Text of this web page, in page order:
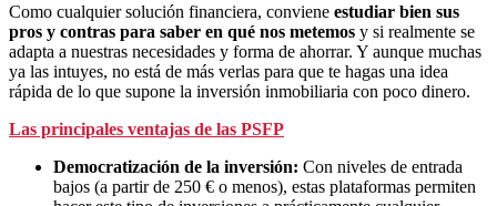
Como cualquier solución financiera, conviene estudiar bien sus
pros y contras para saber en qué nos metemos y si realmente se
adapta a nuestras necesidades y forma de ahorrar. Y aunque muchas
ya las intuyes, no está de más verlas para que te hagas una idea
rápida de lo que supone la inversión inmobiliaria con poco dinero.
Las principales ventajas de las PSFP
Democratización de la inversión: Con niveles de entrada
bajos (a partir de 250 € o menos), estas plataformas permiten